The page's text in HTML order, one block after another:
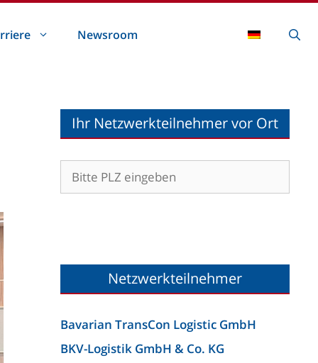
Newsroom
Ihr Netzwerkteilnehmer vor Ort
Netzwerkteilnehmer
Bavarian TransCon Logistic GmbH
BKV-Logistik GmbH & Co. KG